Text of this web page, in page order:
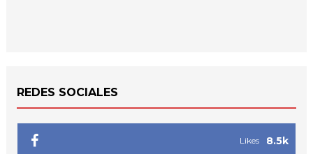
REDES SOCIALES
8.5k
Likes